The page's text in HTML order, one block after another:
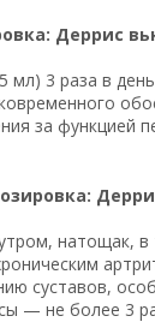
Деррис
мл) 3 раза в
за функцией
натощак, в
суставов,
— не более 3